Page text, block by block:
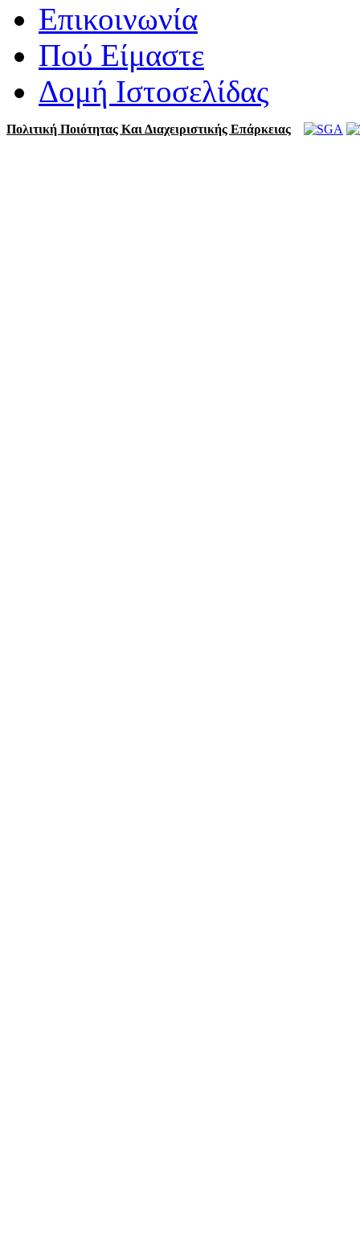
Επικοινωνία
Πού Είμαστε
Δομή Ιστοσελίδας
Πολιτική Ποιότητας Και Διαχειριστικής Επάρκειας